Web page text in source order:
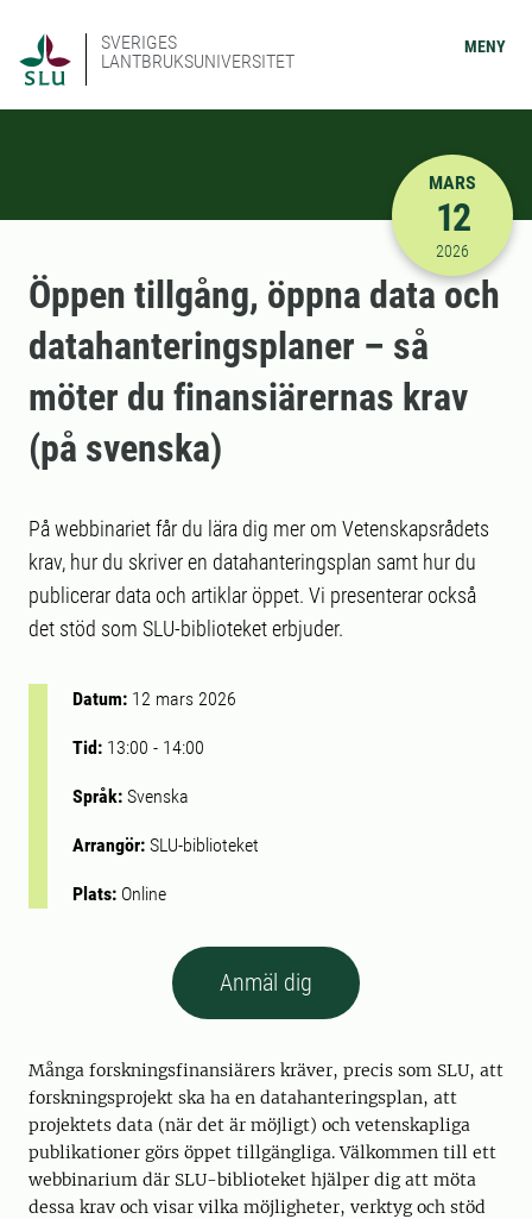
SVERIGES
LANTBRUKSUNIVERSITET
MENY
2026-03-
MARS
12
2026
Öppen tillgång, öppna data och
datahanteringsplaner – så
möter du finansiärernas krav
(på svenska)
På webbinariet får du lära dig mer om Vetenskapsrådets
krav, hur du skriver en datahanteringsplan samt hur du
publicerar data och artiklar öppet. Vi presenterar också
det stöd som SLU-biblioteket erbjuder.
Datum: 12 mars 2026
Tid: 13:00 - 14:00
Språk: Svenska
Arrangör: SLU-biblioteket
Plats: Online
Anmäl dig
Många forskningsfinansiärers kräver, precis som SLU, att
forskningsprojekt ska ha en datahanteringsplan, att
projektets data (när det är möjligt) och vetenskapliga
publikationer görs öppet tillgängliga. Välkommen till ett
webbinarium där SLU-biblioteket hjälper dig att möta
dessa krav och visar vilka möjligheter, verktyg och stöd